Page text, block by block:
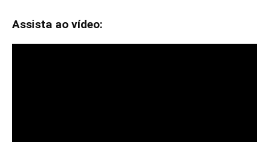
Assista ao vídeo: